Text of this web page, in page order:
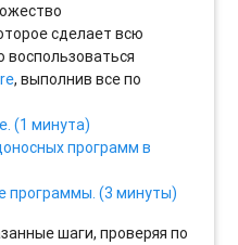
сделает всю
воспользоваться
, выполнив все по
(1 минута)
программ в
программы. (3 минуты)
шаги, проверяя по